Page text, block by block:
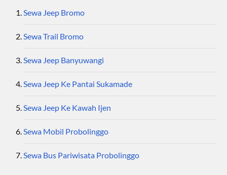
Sewa Jeep Bromo
Sewa Trail Bromo
Sewa Jeep Banyuwangi
Sewa Jeep Ke Pantai Sukamade
Sewa Jeep Ke Kawah Ijen
Sewa Mobil Probolinggo
Sewa Bus Pariwisata Probolinggo